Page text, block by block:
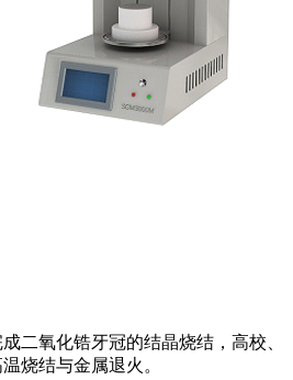
二氧化锆牙冠的结晶烧结，高校、
烧结与金属退火。